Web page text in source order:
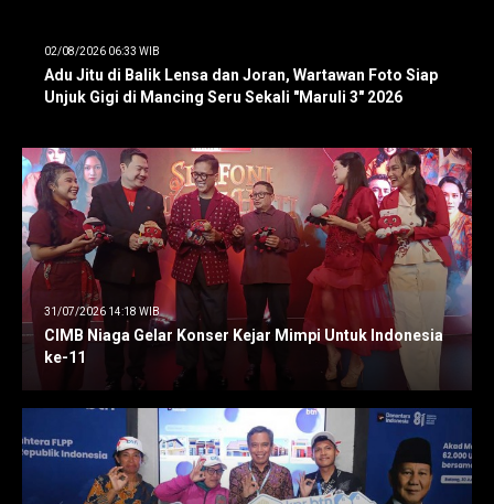
02/08/2026 06:33 WIB
Adu Jitu di Balik Lensa dan Joran, Wartawan Foto Siap
Unjuk Gigi di Mancing Seru Sekali "Maruli 3" 2026
31/07/2026 14:18 WIB
CIMB Niaga Gelar Konser Kejar Mimpi Untuk Indonesia
ke-11